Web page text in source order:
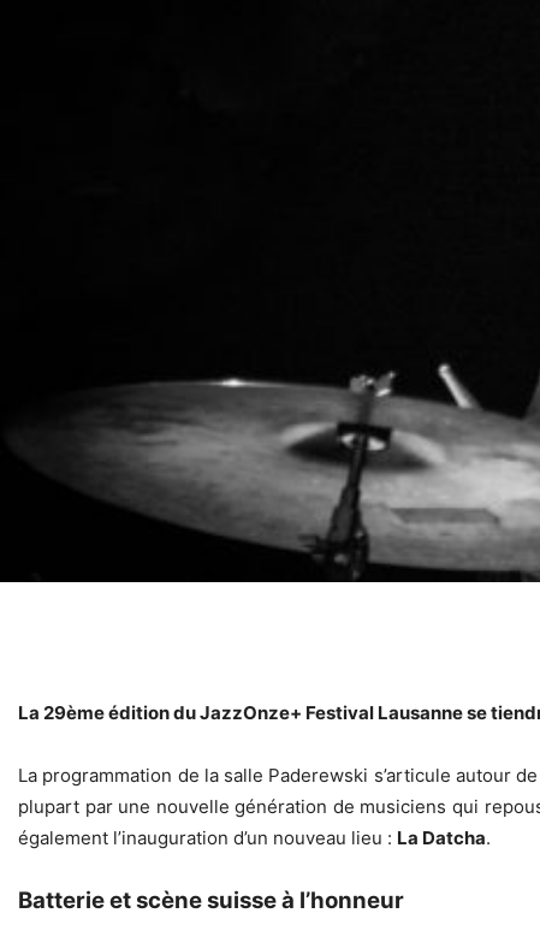
La 29ème édition du JazzOnze+ Festival Lausanne se
La programmation de la salle Paderewski s’articule autour
plupart par une nouvelle génération de musiciens qui
également l’inauguration d’un nouveau lieu : La Datcha.
Batterie et scène suisse à l’honneur